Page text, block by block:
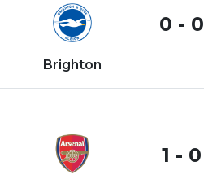
Brighton
0 - 0
1 - 0